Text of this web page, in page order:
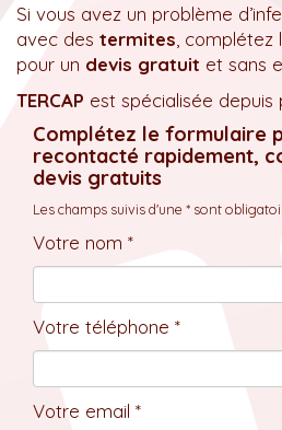
Si vous avez un problème
avec des termites ,
pour un devis gratuit et sans
TERCAP est spécialisée depuis
Complétez le formulaire
recontacté rapidement,
devis gratuits
Les champs suivis d'une * sont
Votre nom *
Votre téléphone *
Votre email *